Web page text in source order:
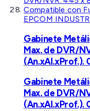
EPCOM
Gabinete
Max. de DVR/
(An.xAl.xProf.).
Gabinete
Max. de DVR/
(An.xAl.xProf.).